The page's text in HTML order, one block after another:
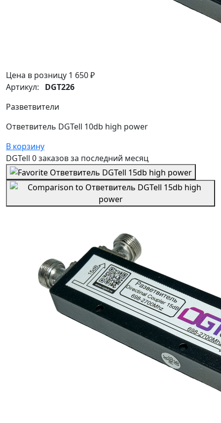
Цена в розницу 1 650 ₽
Артикул: DGT226
Разветвители
Ответвитель DGTell 10db high power
В корзину
DGTell 0 заказовза последний месяц